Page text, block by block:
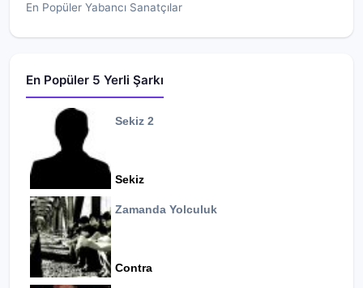
En Popüler Yabancı Sanatçılar
En Popüler 5 Yerli Şarkı
Sekiz 2
Sekiz
Zamanda Yolculuk
Contra